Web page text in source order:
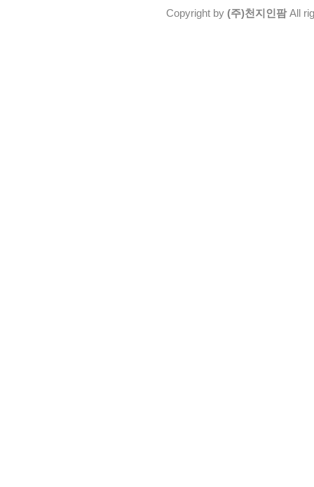
Copyright by (주)천지인팜All